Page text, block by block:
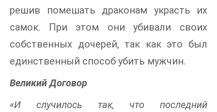
решив помешать драконам украсть их
самок. При этом они убивали своих
собственных дочерей, так как это был
единственный способ убить мужчин.
Великий Договор
«И случилось так, что последний